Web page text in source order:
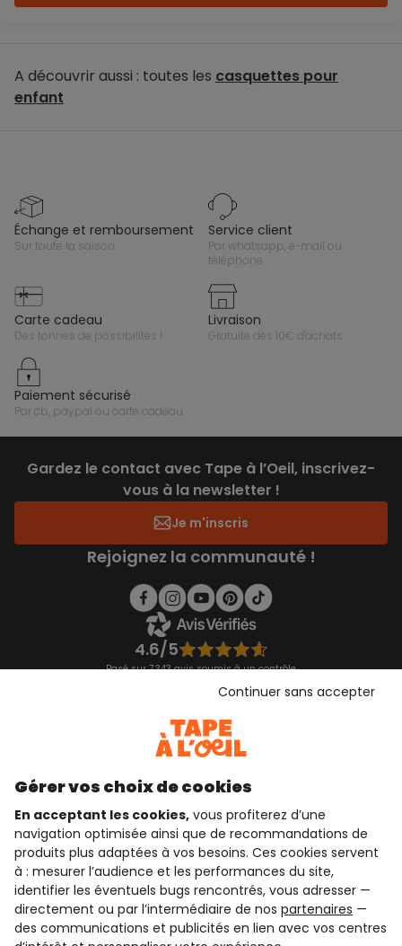
A découvrir aussi : toutes les casquettes pour
enfant
échange et remboursement
sur toute la saison
service client
par whatsapp, e-mail ou
téléphone
carte cadeau
des tonnes de possibilités !
livraison
gratuite dès 10€ d'achats
paiement sécurisé
par cb, paypal ou carte cadeau
Gardez le contact avec Tape à l’Oeil, inscrivez-
vous à la newsletter !
Je m'inscris
Rejoignez la communauté !
4.6/5
Basé sur 7 343 avis soumis à un contrôle
Consulter les CGU
qui sommes-nous ?
besoin d'aide ?
le club fidélité
Gérer vos choix de cookies
En acceptant les cookies, vous profiterez d’une
navigation optimisée ainsi que de recommandations de
produits plus adaptées à vos besoins. Ces cookies servent
à : mesurer l’audience et les performances du site,
identifier les éventuels bugs rencontrés, vous adresser —
directement ou par l’intermédiaire de nos partenaires —
des communications et publicités en lien avec vos centres
Continuer sans accepter